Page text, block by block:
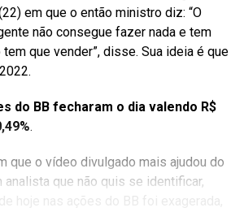
em que o então ministro diz: “O
não consegue fazer nada e tem
tem que vender”, disse. Sua ideia é que
do BB fecharam o dia valendo R$
.
que o vídeo divulgado mais ajudou do
analista que não quis se identificar,